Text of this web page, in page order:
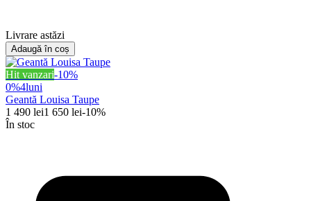
Livrare astăzi
Adaugă în coș
Hit vanzari-10%
0%4luni
Geantă Louisa Taupe
1 490 lei1 650 lei-10%
În stoc